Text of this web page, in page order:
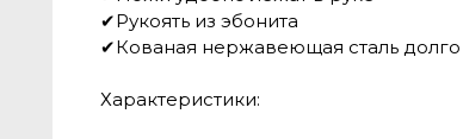
✔Рукоять из эбонита
✔Кованая нержавеющая сталь долго
Характеристики: